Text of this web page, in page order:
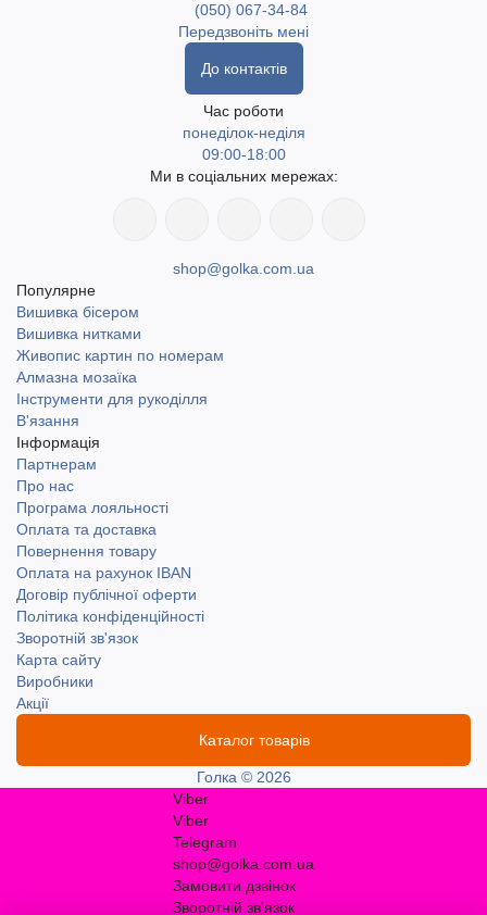
(050) 067-34-84
Передзвоніть мені
До контактів
Час роботи
понеділок-неділя
09:00-18:00
Ми в соціальних мережах:
shop@golka.com.ua
Популярне
Вишивка бісером
Вишивка нитками
Живопис картин по номерам
Алмазна мозаїка
Інструменти для рукоділля
В'язання
Інформація
Партнерам
Про нас
Програма лояльності
Оплата та доставка
Повернення товару
Оплата на рахунок IBAN
Договір публічної оферти
Політика конфіденційності
Зворотній зв'язок
Карта сайту
Виробники
Акції
Каталог товарів
Голка © 2026
Viber
Viber
Telegram
shop@golka.com.ua
Замовити дзвінок
Зворотній зв'язок